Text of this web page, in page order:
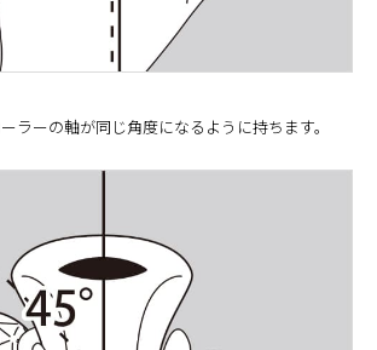
ラーの軸が同じ角度になるように持ちます。